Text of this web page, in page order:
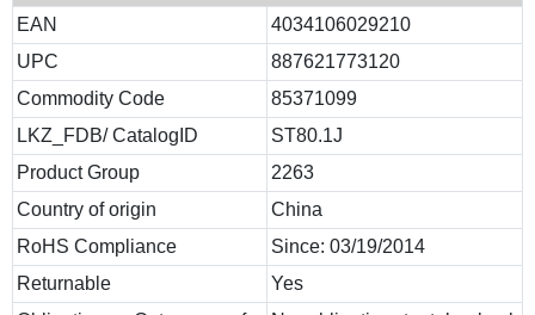
EAN
4034106029210
UPC
887621773120
Commodity Code
85371099
LKZ_FDB/ CatalogID
ST80.1J
Product Group
2263
Country of origin
China
RoHS Compliance
Since: 03/19/2014
Returnable
Yes